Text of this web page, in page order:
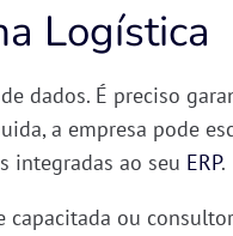
Logística
dados. É preciso
a empresa pode
integradas ao seu ERP.
ou